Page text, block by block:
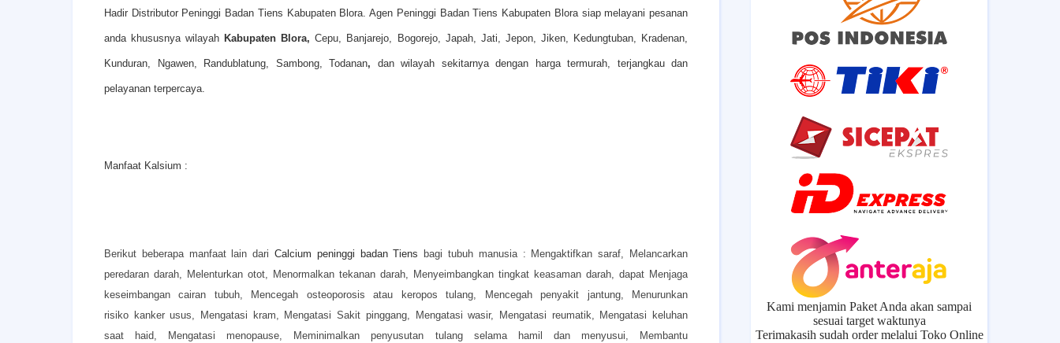
Hadir Distributor Peninggi Badan Tiens Kabupaten Blora. Agen Peninggi Badan Tiens Kabupaten Blora siap melayani pesanan
anda khususnya wilayah Kabupaten Blora,Cepu, Banjarejo, Bogorejo, Japah, Jati, Jepon, Jiken, Kedungtuban, Kradenan,
Kunduran, Ngawen, Randublatung, Sambong, Todanan, dan wilayah sekitarnya dengan harga termurah, terjangkau dan
pelayanan terpercaya.
Manfaat Kalsium :
Berikut beberapa manfaat lain dari Calcium peninggi badan Tiens bagi tubuh manusia : Mengaktifkan saraf,
Melancarkan
peredaran darah, Melenturkan otot, Menormalkan tekanan darah, Menyeimbangkan tingkat keasaman darah, dapat Menjaga
keseimbangan cairan tubuh,
Mencegah osteoporosis atau keropos tulang, Mencegah penyakit jantung,
Menurunkan
risiko kanker usus,
Mengatasi kram, Mengatasi Sakit pinggang, Mengatasi wasir, Mengatasi reumatik, Mengatasi keluhan
saat haid,
Mengatasi menopause, Meminimalkan penyusutan tulang selama hamil dan menyusui,
Membantu
Kami menjamin Paket Anda akan sampai
sesuai target waktunya
Terimakasih sudah order melalui Toko Online